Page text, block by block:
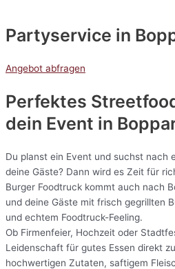
Partyservice in
Angebot abfragen
Perfektes
dein Event in
Du planst ein Event und suchst nach
deine Gäste? Dann wird es Zeit für
Burger Foodtruck kommt auch nach
und deine Gäste mit frisch gegrillten
und echtem Foodtruck-Feeling.
Ob Firmenfeier, Hochzeit oder
Leidenschaft für gutes Essen direkt
hochwertigen Zutaten, saftigem